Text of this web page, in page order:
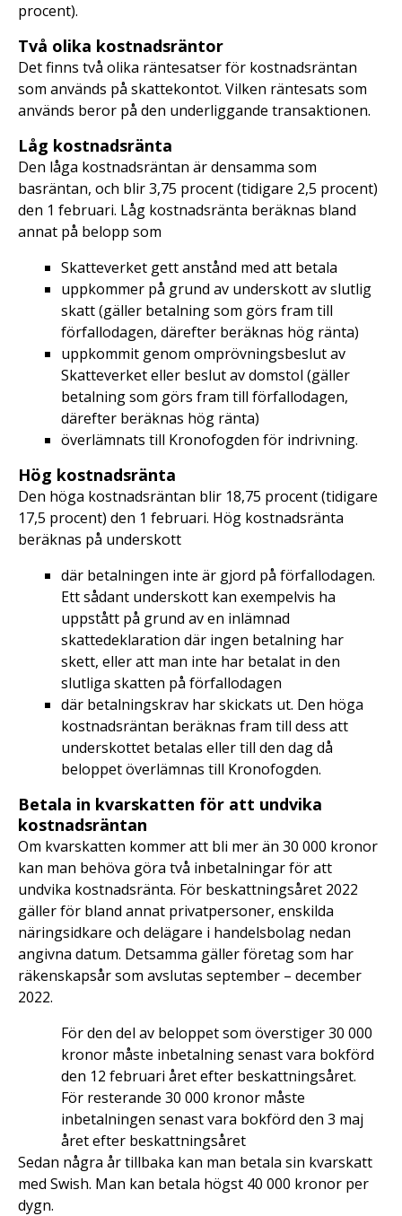
procent).
Två olika kostnadsräntor
Det finns två olika räntesatser för kostnadsräntan
som används på skattekontot. Vilken räntesats som
används beror på den underliggande transaktionen.
Låg kostnadsränta
Den låga kostnadsräntan är densamma som
basräntan, och blir 3,75 procent (tidigare 2,5 procent)
den 1 februari. Låg kostnadsränta beräknas bland
annat på belopp som
Skatteverket gett anstånd med att betala
uppkommer på grund av underskott av slutlig
skatt (gäller betalning som görs fram till
förfallodagen, därefter beräknas hög ränta)
uppkommit genom omprövningsbeslut av
Skatteverket eller beslut av domstol (gäller
betalning som görs fram till förfallodagen,
därefter beräknas hög ränta)
överlämnats till Kronofogden för indrivning.
Hög kostnadsränta
Den höga kostnadsräntan blir 18,75 procent (tidigare
17,5 procent) den 1 februari. Hög kostnadsränta
beräknas på underskott
där betalningen inte är gjord på förfallodagen.
Ett sådant underskott kan exempelvis ha
uppstått på grund av en inlämnad
skattedeklaration där ingen betalning har
skett, eller att man inte har betalat in den
slutliga skatten på förfallodagen
där betalningskrav har skickats ut. Den höga
kostnadsräntan beräknas fram till dess att
underskottet betalas eller till den dag då
beloppet överlämnas till Kronofogden.
Betala in kvarskatten för att undvika
kostnadsräntan
Om kvarskatten kommer att bli mer än 30 000 kronor
kan man behöva göra två inbetalningar för att
undvika kostnadsränta. För beskattningsåret 2022
gäller för bland annat privatpersoner, enskilda
näringsidkare och delägare i handelsbolag nedan
angivna datum. Detsamma gäller företag som har
räkenskapsår som avslutas september – december
2022.
För den del av beloppet som överstiger 30 000
kronor måste inbetalning senast vara bokförd
den 12 februari året efter beskattningsåret.
För resterande 30 000 kronor måste
inbetalningen senast vara bokförd den 3 maj
året efter beskattningsåret
Sedan några år tillbaka kan man betala sin kvarskatt
med Swish. Man kan betala högst 40 000 kronor per
dygn.